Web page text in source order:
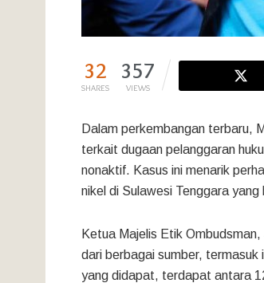
32
SHARES
357
VIEWS
Dalam perkembangan terbaru,
terkait dugaan pelanggaran
nonaktif. Kasus ini menarik
nikel di Sulawesi Tenggara
Ketua Majelis Etik
dari berbagai sumber, termasuk
yang didapat, terdapat antara